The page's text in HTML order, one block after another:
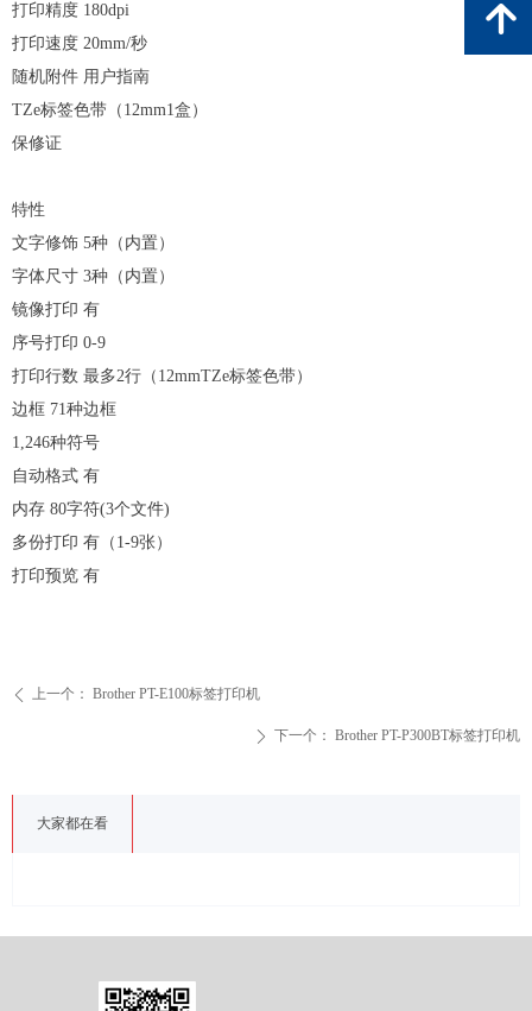
大家都在看
ꄴ 上一个： Brother PT-E100标签打印机
ꄲ 下一个： Brother PT-P300BT标签打印机
打印精度 180dpi
打印速度 20mm/秒
随机附件 用户指南
TZe标签色带（ 12mm1盒）
保修证
特性
文字修饰 5种（内置）
字体尺寸 3种（内置）
镜像打印 有
序号打印 0-9
打印行数 最多2行（ 12mmTZe标签色带）
边框 71种边框
1,246种符号
自动格式 有
内存 80字符(3个文件)
多份打印 有（ 1-9张）
打印预览 有
녕